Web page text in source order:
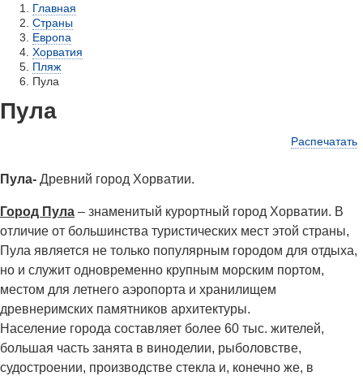
Главная
Страны
Европа
Хорватия
Пляж
Пула
Пула
Распечатать
Пула- Древний город Хорватии.
Город Пула – знаменитый курортный город Хорватии. В
отличие от большинства туристических мест этой страны,
Пула является не только популярным городом для отдыха,
но и служит одновременно крупным морским портом,
местом для летнего аэропорта и хранилищем
древнеримских памятников архитектуры.
Население города составляет более 60 тыс. жителей,
большая часть занята в виноделии, рыболовстве,
судостроении, производстве стекла и, конечно же, в